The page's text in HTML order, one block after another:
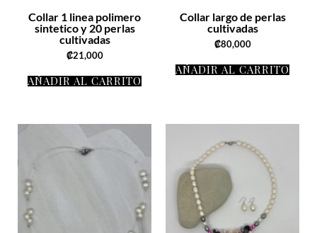
Collar 1 linea polimero
sintetico y 20 perlas
cultivadas
₡21,000
AÑADIR AL CARRITO
Collar largo de perlas
cultivadas
₡80,000
AÑADIR AL CARRITO